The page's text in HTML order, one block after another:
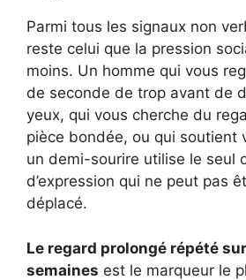
Parmi tous les signaux non
reste celui que la pression
moins. Un homme qui vous
de seconde de trop avant de
yeux, qui vous cherche du
pièce bondée, ou qui soutient
un demi-sourire utilise le seul
d’expression qui ne peut pas
déplacé.
Le regard prolongé répété
semaines est le marqueur le